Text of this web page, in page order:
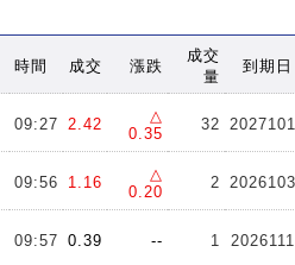
時間 成交 漲跌
成交
量
到期日
09:27 2.42
△
0.35
32
09:56 1.16
△
0.20
2
09:57 0.39 -- 1